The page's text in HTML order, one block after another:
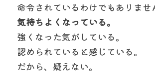
命令されているわけでもありませ
気持ちよくなっている。
強くなった気がしている。
認められていると感じている。
だから、疑えない。